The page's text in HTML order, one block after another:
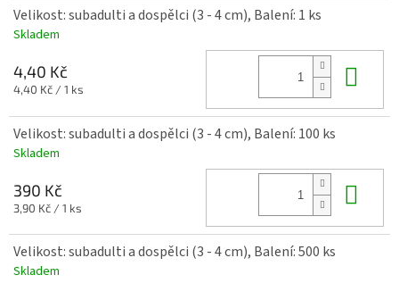
Velikost: subadulti a dospělci (3 - 4 cm), Balení: 1 ks
Skladem
4,40 Kč
Měrná
4,40 Kč / 1 ks
Velikost: subadulti a dospělci (3 - 4 cm), Balení: 100 ks
Skladem
390 Kč
Měrná
3,90 Kč / 1 ks
Velikost: subadulti a dospělci (3 - 4 cm), Balení: 500 ks
Skladem